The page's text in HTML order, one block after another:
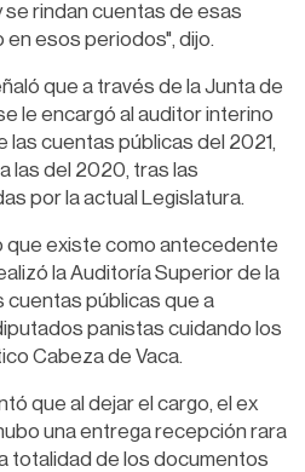
rindan cuentas de esas
esos periodos", dijo.
que a través de la Junta de
le encargó al auditor interino
las cuentas públicas del 2021,
las del 2020, tras las
por la actual Legislatura.
que existe como antecedente
la Auditoría Superior de la
cuentas públicas que a
panistas cuidando los
Cabeza de Vaca.
que al dejar el cargo, el ex
una entrega recepción rara
totalidad de los documentos